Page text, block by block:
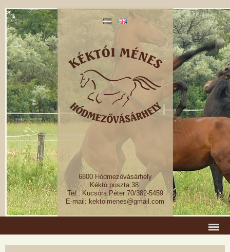
6800 Hódmezővásárhely
Kéktó puszta 38.
Tel.: Kucsora Péter 70/382-5459
E-mail: kektoimenes@gmail.com